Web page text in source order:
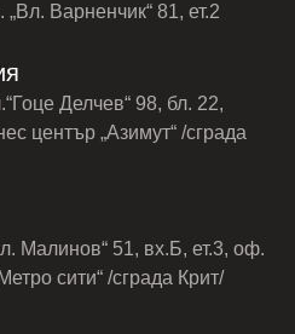
Варненчик“ 81, ет.2
Делчев“ 98, бл. 22,
център „Азимут“ /сграда
Малинов“ 51, вх.Б, ет.3, оф.
сити“ /сграда Крит/